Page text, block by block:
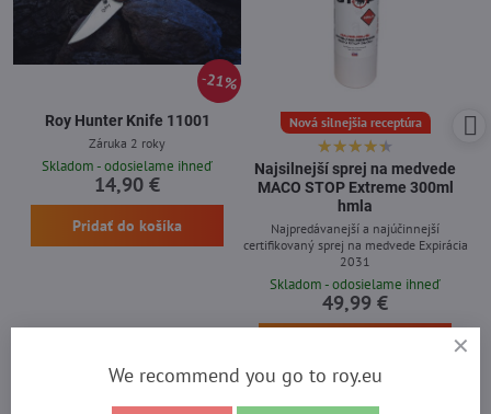
21%
Roy Hunter Knife 11001
Záruka 2 roky
Skladom - odosielame ihneď
14,90 €
Pridať do košíka
Nová silnejšia receptúra
Najsilnejší sprej na medvede
MACO STOP Extreme 300ml
hmla
Najpredávanejší a najúčinnejší
certifikovaný sprej na medvede Expirácia
2031
Skladom - odosielame ihneď
49,99 €
We recommend you go to roy.eu